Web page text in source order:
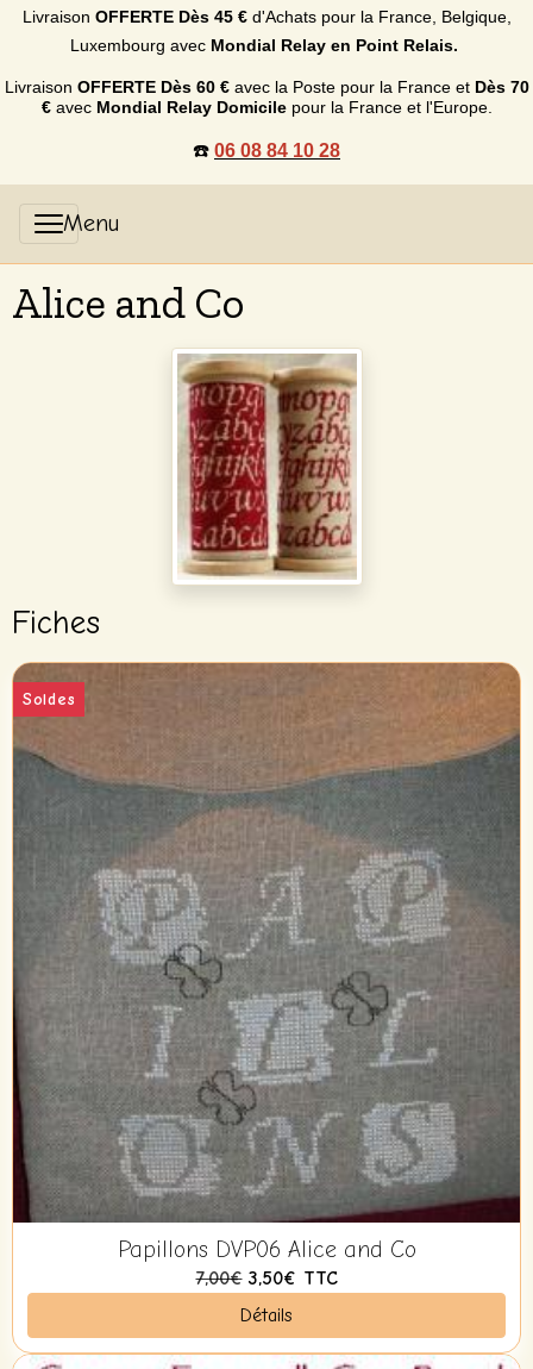
Livraison OFFERTE Dès 45 €d'Achats pour la France, Belgique,
Luxembourg avec Mondial Relay en Point Relais.
Livraison OFFERTE Dès 60 €avec la Poste pour la France et Dès 70
€avec Mondial Relay Domicilepour la France et l'Europe.
☎️ 06 08 84 10 28
Alice and Co
Fiches
Soldes
Papillons DVP06 Alice and Co
7,00€ 3,50€ TTC
Détails